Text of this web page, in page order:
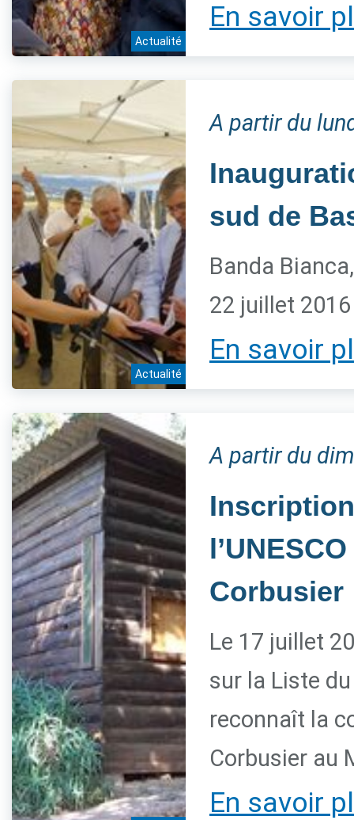
Actualité
En savoir
Actualité
A partir du
sud de
Banda
22 juillet 2016
En savoir
A partir du
Corbusier
Le 17 juillet
sur la Liste
reconnaît la
Corbusier au
En savoir